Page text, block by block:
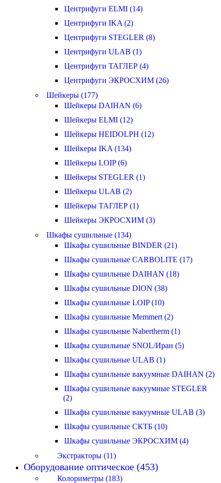
Центрифуги ELMI (14)
Центрифуги IKA (2)
Центрифуги STEGLER (8)
Центрифуги ULAB (1)
Центрифуги ТАГЛЕР (4)
Центрифуги ЭКРОСХИМ (26)
Шейкеры (177)
Шейкеры DAIHAN (6)
Шейкеры ELMI (12)
Шейкеры HEIDOLPH (12)
Шейкеры IKA (134)
Шейкеры LOIP (6)
Шейкеры STEGLER (1)
Шейкеры ULAB (2)
Шейкеры ТАГЛЕР (1)
Шейкеры ЭКРОСХИМ (3)
Шкафы сушильные (134)
Шкафы сушильные BINDER (21)
Шкафы сушильные CARBOLITE (17)
Шкафы сушильные DAIHAN (18)
Шкафы сушильные DION (38)
Шкафы сушильные LOIP (10)
Шкафы сушильные Memmert (2)
Шкафы сушильные Nabertherm (1)
Шкафы сушильные SNOL/Иран (5)
Шкафы сушильные ULAB (1)
Шкафы сушильные вакуумные DAIHAN (2)
Шкафы сушильные вакуумные STEGLER
(2)
Шкафы сушильные вакуумные ULAB (3)
Шкафы сушильные СКТБ (10)
Шкафы сушильные ЭКРОСХИМ (4)
Экстракторы (11)
Оборудование оптическое (453)
Колориметры (183)